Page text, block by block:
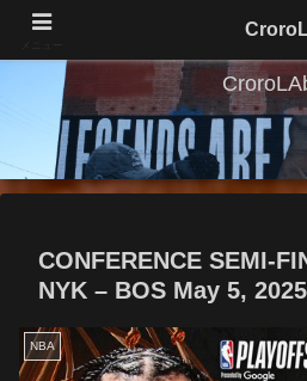
CONFERENCE SEMI-
NYK – BOS May 5, 2025
NBA